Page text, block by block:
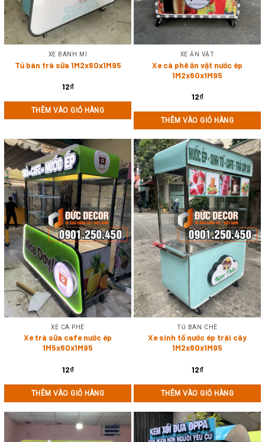
XE BÁNH MÌ
Tủ bán trà sữa 1M2x60x1M95
12₫
THÊM VÀO GIỎ HÀNG
XE ĂN VẶT
Xe cà phê ăn vặt nước ép
1M2x60x1M95
12₫
THÊM VÀO GIỎ HÀNG
XE CÀ PHÊ
Xe trà sữa cafe nước ép
1M5x60x1M95
12₫
THÊM VÀO GIỎ HÀNG
TỦ BÁN CHÈ
Xe sinh tố nước ép trái cây
1M2x60x1M95
12₫
THÊM VÀO GIỎ HÀNG